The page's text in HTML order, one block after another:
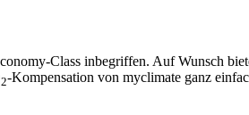
Class inbegriffen. Auf Wunsch
2-Kompensation von myclimate ganz